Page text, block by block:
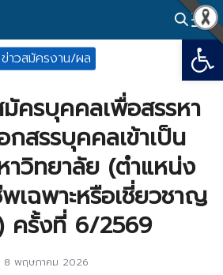
ข่าวสมัครงาน/ผล
ครบุคคลเพื่อสรรหา
กสรรบุคคลเข้าเป็น
วิทยาลัย (ตำแหน่ง
พเฉพาะหรือเชี่ยวชาญ
ครั้งที่ 6/2569
8 พฤษภาคม 2026